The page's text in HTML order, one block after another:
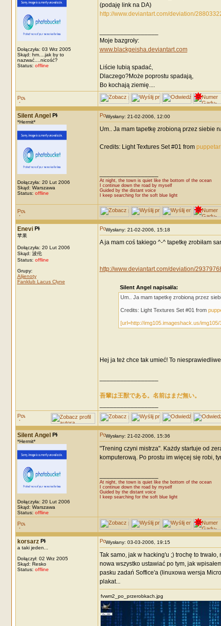
Dołączyła: 03 Wrz 2005
Skąd: hm....jak by to
nazwać....nicość?
Status: offline
(podaję link na DA)
http://www.deviantart.com/deviation/
Moje bazgroły:
www.blackgeisha.deviantart.com
Liście lubią spadać,
Dlaczego?Może poprostu spadają,
Bo kochają ziemię....
Silent Angel
*Hermit*
Dołączyła: 20 Lut 2006
Skąd: Warszawa
Status: offline
Wysłany: 21-02-2006, 12:00
Um.. Ja mam tapetkę zrobioną przez siebie
Credits: Light Textures Set #01 from
At night, the town is quiet like the bottom of the ocean
I continue down the road by myself
Guided by the distant voice
I keep searching for the soft blue light
Enevi
苹果
Dołączyła: 20 Lut 2006
Skąd: 波伦
Status: offline
Grupy:
Alijenoty
Fanklub Lacus Clyne
Wysłany: 21-02-2006, 15:18
A ja mam coś takiego ^-^ tapetkę zrobiłam
http://www.deviantart.com/deviation/
Silent Angel napisał/a:
Um.. Ja mam tapetkę zrobioną przez
Credits: Light Textures Set #01 from
[url=http://img105.imageshack.us/
Hej ja też chce tak umieć! To
吾輩は王獣である。名前はまだ無い。
Silent Angel
*Hermit*
Dołączyła: 20 Lut 2006
Skąd: Warszawa
Status: offline
Wysłany: 21-02-2006, 15:36
"Trening czyni mistrza". Każdy startuje od
komputerową. Po prostu im więcej się robi,
At night, the town is quiet like the bottom of the ocean
I continue down the road by myself
Guided by the distant voice
I keep searching for the soft blue light
korsarz
a taki jeden...
Dołączył: 02 Wrz 2005
Skąd: Resko
Status: offline
Wysłany: 03-03-2006, 19:15
Tak samo, jak w hacking'u ;) trochę to
nowa wszystko ustawiać po tym, jak
pasku zadań Soffice'a (linuxowa wersja
plakat...
fvwm2_po_przerobkach.jpg